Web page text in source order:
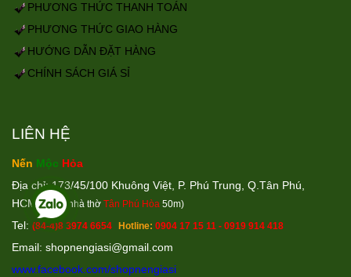
PHƯƠNG THỨC THANH TOÁN
PHƯƠNG THỨC GIAO HÀNG
HƯỚNG DẪN ĐẶT HÀNG
CHÍNH SÁCH GIÁ SỈ
LIÊN HỆ
Nến Mộc Hỏa
Địa chỉ: 173/45/100 Khuông Việt, P. Phú Trung, Q.Tân Phú,
HCM(Cách nhà thờ Tân Phú Hòa 50m)
Tel: (84-4)8 3974 6654 Hotline: 0904 17 15 11 - 0919 914 418
Email: shopnengiasi@gmail.com
www.facebook.com/shopnengiasi